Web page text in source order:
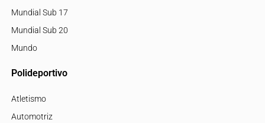
Mundial Sub 17
Mundial Sub 20
Mundo
Polideportivo
Atletismo
Automotriz